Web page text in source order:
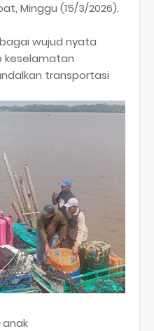
Minggu (15/3/2026).
wujud nyata
keselamatan
transportasi
anak